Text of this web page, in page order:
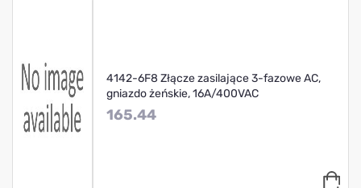
4142-6F8 Złącze zasilające 3-fazowe AC,
gniazdo żeńskie, 16A/400VAC
165.44